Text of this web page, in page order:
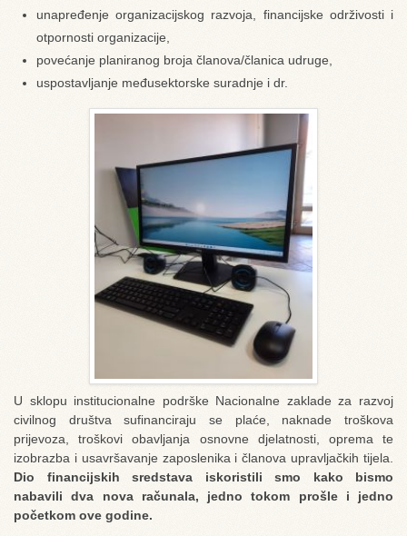
unapređenje organizacijskog razvoja, financijske održivosti i
otpornosti organizacije,
povećanje planiranog broja članova/članica udruge,
uspostavljanje međusektorske suradnje i dr.
U sklopu institucionalne podrške Nacionalne zaklade za razvoj
civilnog društva sufinanciraju se plaće, naknade troškova
prijevoza, troškovi obavljanja osnovne djelatnosti, oprema te
izobrazba i usavršavanje zaposlenika i članova upravljačkih tijela.
Dio financijskih sredstava iskoristili smo kako bismo
nabavili dva nova računala, jedno tokom prošle i jedno
početkom ove godine.